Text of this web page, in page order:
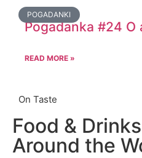
POGADANKI
Pogadanka #24 O
READ MORE »
On Taste
Food &
Around the